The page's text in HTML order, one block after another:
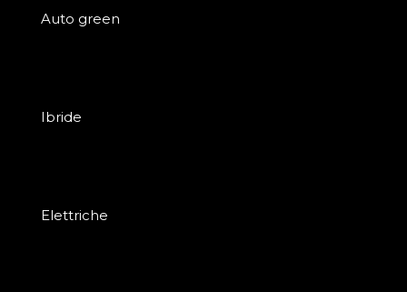
Auto green
Ibride
Elettriche